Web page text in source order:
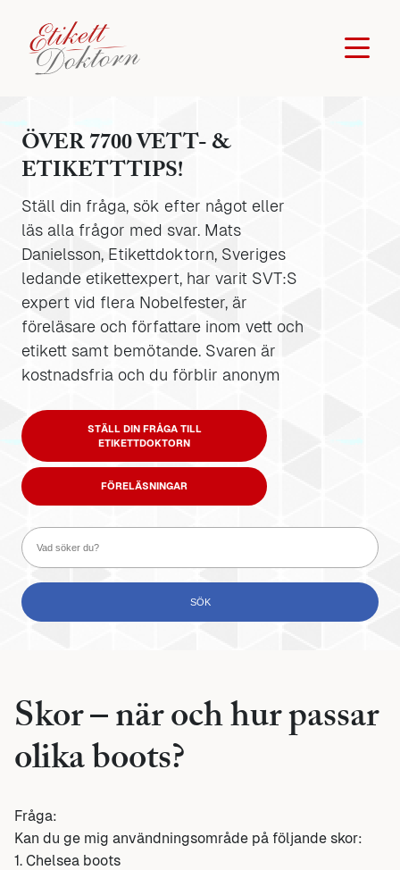
ÖVER 7700 VETT- &
ETIKETTTIPS!
Ställ din fråga, sök efter något eller
läs alla frågor med svar. Mats
Danielsson, Etikettdoktorn, Sveriges
ledande etikettexpert, har varit SVT:S
expert vid flera Nobelfester, är
föreläsare och författare inom vett och
etikett samt bemötande. Svaren är
kostnadsfria och du förblir anonym
STÄLL DIN FRÅGA TILL
ETIKETTDOKTORN
FÖRELÄSNINGAR
Skor – när och hur passar
olika boots?
Fråga:
Kan du ge mig användningsområde på följande skor:
1. Chelsea boots